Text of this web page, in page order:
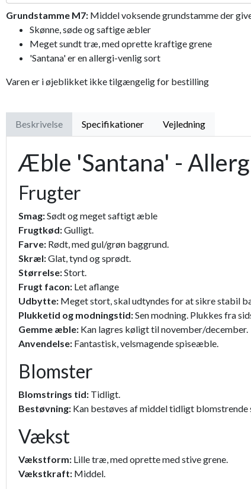
Grundstamme M7: Middel voksende grundstamme der
Skønne, søde og saftige æbler
Meget sundt træ, med oprette kraftige grene
'Santana' er en allergi-venlig sort
Varen er i øjeblikket ikke tilgængelig for bestilling
Beskrivelse Specifikationer Vejledning
Æble 'Santana' -
Frugter
Smag:Sødt og meget saftigt æble
Frugtkød:Gulligt.
Farve: Rødt, med gul/grøn baggrund.
Skræl:Glat, tynd og sprødt.
Størrelse:Stort.
Frugt facon: Let aflange
Udbytte: Meget stort, skal udtyndes for at sikre stabil
Plukketid og modningstid:Sen modning. Plukkes fra
Gemme æble: Kan lagres køligt til november/december.
Anvendelse: Fantastisk, velsmagende spiseæble.
Blomster
Blomstrings tid: Tidligt.
Bestøvning: Kan bestøves af middel tidligt blomstrende
Vækst
Vækstform: Lille træ, med oprette med stive grene.
Vækstkraft: Middel.